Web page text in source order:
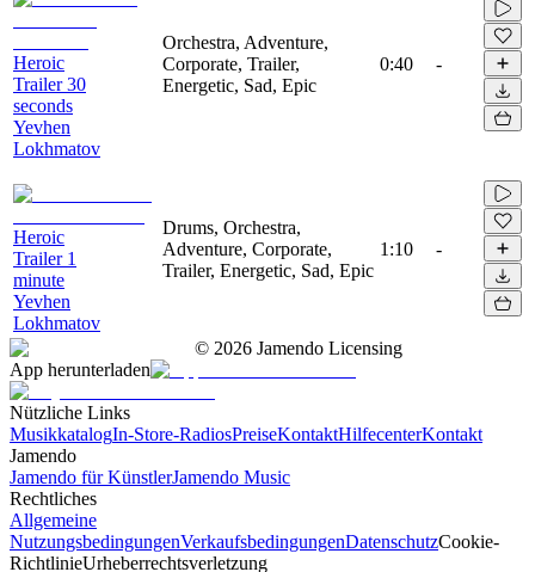
Heroic
Trailer 30
seconds
Yevhen
Lokhmatov
Orchestra, Adventure,
Corporate, Trailer,
Energetic, Sad, Epic
0:40 -
Heroic
Trailer 1
minute
Yevhen
Lokhmatov
Drums, Orchestra,
Adventure, Corporate,
Trailer, Energetic, Sad, Epic
1:10 -
© 2026 Jamendo Licensing
App herunterladen
Nützliche Links
MusikkatalogIn-Store-RadiosPreiseKontaktHilfecenterKontakt
Jamendo
Jamendo für KünstlerJamendo Music
Rechtliches
Allgemeine
NutzungsbedingungenVerkaufsbedingungenDatenschutzCookie-
RichtlinieUrheberrechtsverletzung